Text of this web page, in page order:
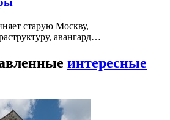
старую Москву,
авангард…
интересные